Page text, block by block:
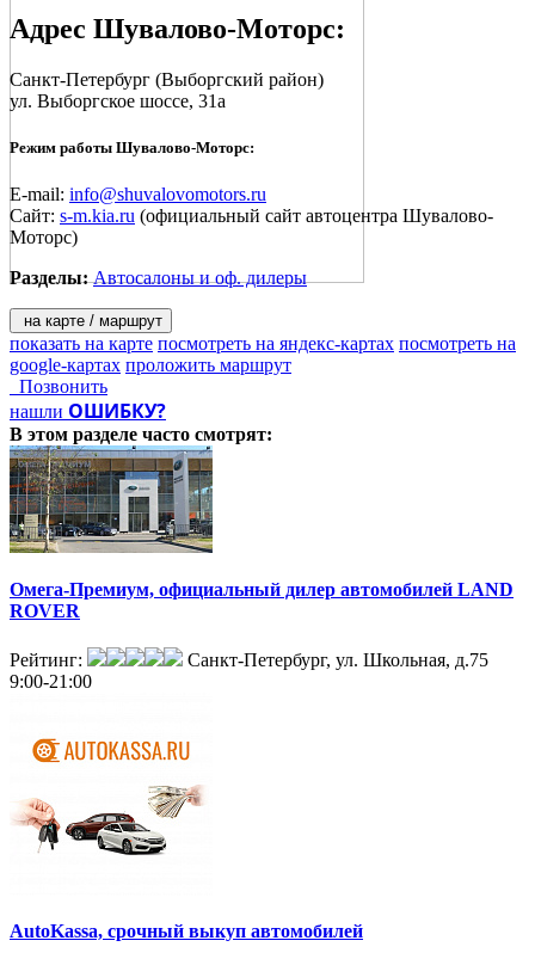
программу.
Адрес Шувалово-Моторс:
Санкт-Петербург (Выборгский район)
ул. Выборгское шоссе, 31а
Режим работы Шувалово-Моторс:
E-mail: info@shuvalovomotors.ru
Сайт: s-m.kia.ru (официальный сайт автоцентра Шувалово-
Моторс)
Разделы: Автосалоны и оф. дилеры
на карте / маршрут
показать на карте посмотреть на яндекс-картах посмотреть на
google-картах проложить маршрут
Позвонить
нашли ОШИБКУ?
В этом разделе часто смотрят:
Омега-Премиум, официальный дилер автомобилей LAND
ROVER
Рейтинг:
Санкт-Петербург, ул. Школьная, д.75
9:00-21:00
AutoKassa, срочный выкуп автомобилей